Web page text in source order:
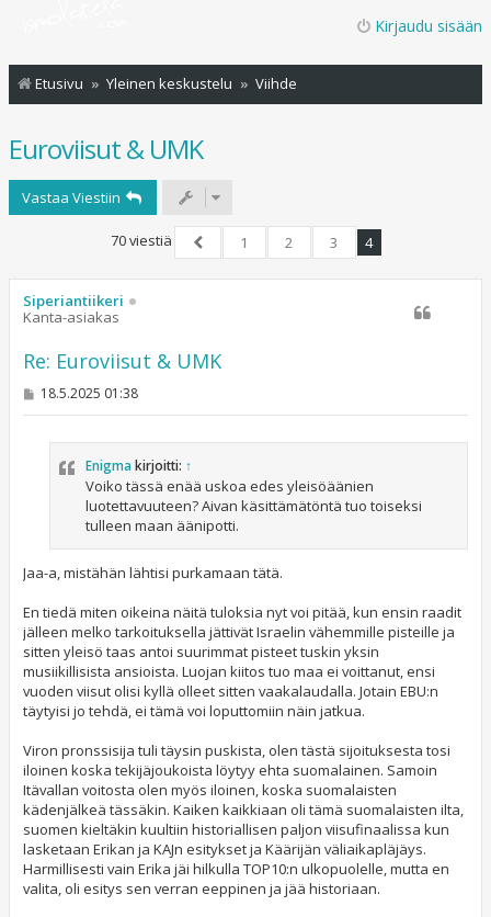
Kirjaudu sisään
Etusivu Yleinen keskustelu Viihde
Euroviisut & UMK
Vastaa Viestiin
70 viestiä
Edellinen
1 2 3 4
Siperiantiikeri
Kanta-asiakas
Re: Euroviisut & UMK
V18.5.2025 01:38
Enigma kirjoitti: ↑
Voiko tässä enää uskoa edes yleisöäänien
luotettavuuteen? Aivan käsittämätöntä tuo toiseksi
tulleen maan äänipotti.
Jaa-a, mistähän lähtisi purkamaan tätä.
En tiedä miten oikeina näitä tuloksia nyt voi pitää, kun ensin raadit
jälleen melko tarkoituksella jättivät Israelin vähemmille pisteille ja
sitten yleisö taas antoi suurimmat pisteet tuskin yksin
musiikillisista ansioista. Luojan kiitos tuo maa ei voittanut, ensi
vuoden viisut olisi kyllä olleet sitten vaakalaudalla. Jotain EBU:n
täytyisi jo tehdä, ei tämä voi loputtomiin näin jatkua.
Viron pronssisija tuli täysin puskista, olen tästä sijoituksesta tosi
iloinen koska tekijäjoukoista löytyy ehta suomalainen. Samoin
Itävallan voitosta olen myös iloinen, koska suomalaisten
kädenjälkeä tässäkin. Kaiken kaikkiaan oli tämä suomalaisten ilta,
suomen kieltäkin kuultiin historiallisen paljon viisufinaalissa kun
lasketaan Erikan ja KAJn esitykset ja Käärijän väliaikapläjäys.
Harmillisesti vain Erika jäi hilkulla TOP10:n ulkopuolelle, mutta en
valita, oli esitys sen verran eeppinen ja jää historiaan.